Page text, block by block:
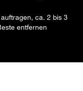
ca. 2 bis 3
entfernen